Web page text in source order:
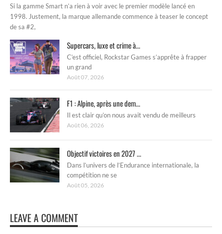
Si la gamme Smart n’a rien à voir avec le premier modèle lancé en
1998. Justement, la marque allemande commence à teaser le concept
de sa #2,
Supercars, luxe et crime à...
C’est officiel, Rockstar Games s’apprête à frapper
un grand
Août 07, 2026
F1 : Alpine, après une dem...
Il est clair qu’on nous avait vendu de meilleurs
Août 06, 2026
Objectif victoires en 2027 ...
Dans l’univers de l’Endurance internationale, la
compétition ne se
Août 05, 2026
LEAVE A COMMENT